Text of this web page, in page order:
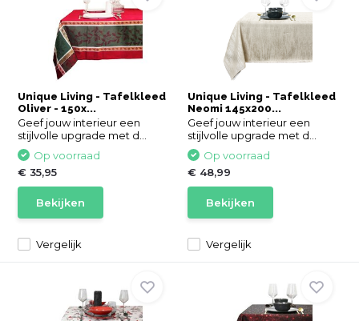
Unique Living - Tafelkleed
Oliver - 150x...
Geef jouw interieur een
stijlvolle upgrade met d...
Vergelijk
Op voorraad
€ 35,95
Bekijken
Unique Living - Tafelkleed
Neomi 145x200...
Geef jouw interieur een
stijlvolle upgrade met d...
Vergelijk
Op voorraad
€ 48,99
Bekijken